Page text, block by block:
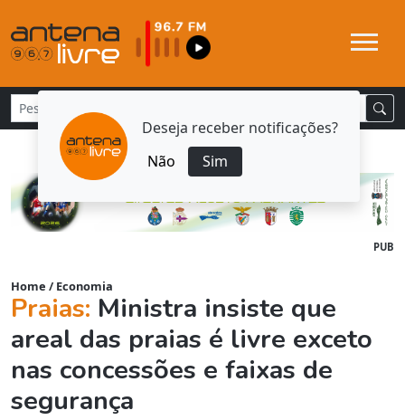
Deseja receber notificações?
Não
Sim
PUB
Home / Economia
Praias: Ministra insiste que
areal das praias é livre exceto
nas concessões e faixas de
segurança